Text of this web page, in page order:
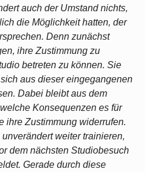
auch der Umstand nichts,
die Möglichkeit hatten, der
Denn zunächst
ihre Zustimmung zu
betreten zu können. Sie
aus dieser eingegangenen
Dabei bleibt aus dem
Konsequenzen es für
ihre Zustimmung widerrufen.
weiter trainieren,
dem nächsten Studiobesuch
Gerade durch diese